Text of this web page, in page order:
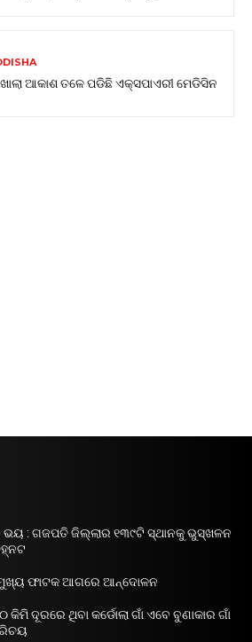
ଆକାଶ ତଳେ ପଡିଛି ଏକ୍ସପାଏରୀ ମେଡିସିନ
ଭୟ : ଗଜପତି ଜିଲ୍ଲାର ୧୩୯ଟି ସ୍ଥାନକୁ ଭୁସ୍ଖଳନ
ମୁଖ୍ୟ ଫାଟକ ଆଗରେ ଆନ୍ଦୋଳନ
ଦୂରରେ ଥିବା କର୍ଡୋଲା ଗାଁ ଏବେ ବୁଣାକାର ଗାଁ